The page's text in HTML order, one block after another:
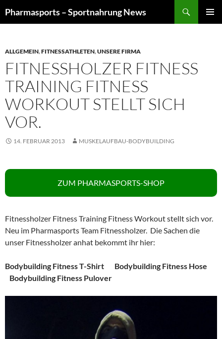
Inhalt
Pharmasports – Sportnahrung News
ALLGEMEIN,FITNESSATHLETEN,UNSERE FIRMA
FITNESSHOLZER FITNESS
TRAINING FITNESS
WORKOUT STELLT SICH
VOR.
14. FEBRUAR 2013 MUSKELAUFBAU-BODYBUILDING
ZUM PHARMASPORTS-SHOP
Fitnessholzer Fitness Training Fitness Workout stellt sich vor.
Neu im Pharmasports Team Fitnessholzer. Die Sachen die
unser Fitnessholzer anhat bekommt ihr hier:
Bodybuilding Fitness T-Shirt
Bodybuilding Fitness Hose
Bodybuilding Fitness Pulover